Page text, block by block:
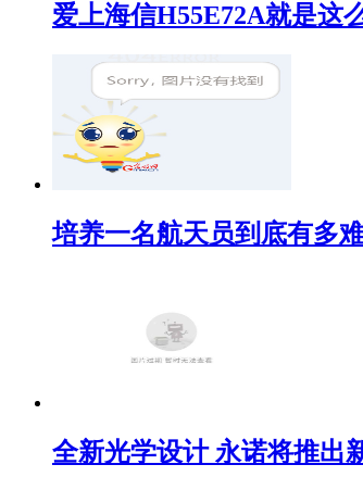
爱上海信H55E72A就是这
培养一名航天员到底有多
全新光学设计 永诺将推出